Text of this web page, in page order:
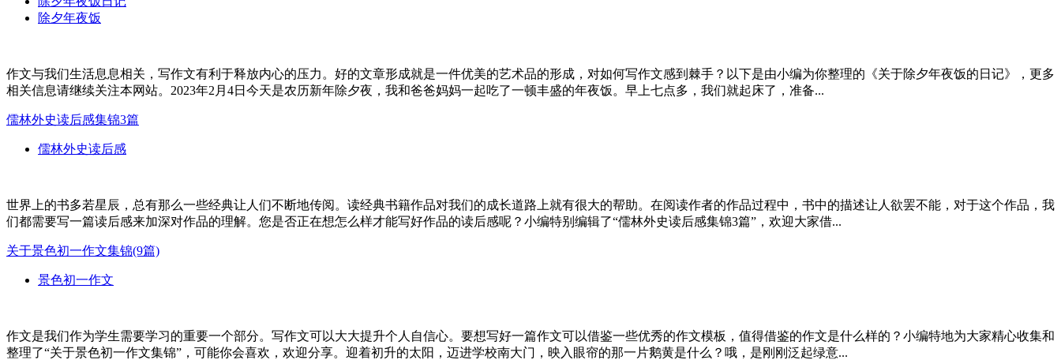
除夕年夜饭
作文与我们生活息息相关，写作文有利于释放内心的压力。好的文章形成就是一件优美的艺术品的形成，对如何写作文感到棘手？以下是由小编为你整理的《关于除夕年夜饭的日记》，更多
相关信息请继续关注本网站。2023年2月4日今天是农历新年除夕夜，我和爸爸妈妈一起吃了一顿丰盛的年夜饭。早上七点多，我们就起床了，准备...
儒林外史读后感集锦3篇
儒林外史读后感
世界上的书多若星辰，总有那么一些经典让人们不断地传阅。读经典书籍作品对我们的成长道路上就有很大的帮助。在阅读作者的作品过程中，书中的描述让人欲罢不能，对于这个作品，我
们都需要写一篇读后感来加深对作品的理解。您是否正在想怎么样才能写好作品的读后感呢？小编特别编辑了“儒林外史读后感集锦3篇”，欢迎大家借...
关于景色初一作文集锦(9篇)
景色初一作文
作文是我们作为学生需要学习的重要一个部分。写作文可以大大提升个人自信心。要想写好一篇作文可以借鉴一些优秀的作文模板，值得借鉴的作文是什么样的？小编特地为大家精心收集和
整理了“关于景色初一作文集锦”，可能你会喜欢，欢迎分享。迎着初升的太阳，迈进学校南大门，映入眼帘的那一片鹅黄是什么？哦，是刚刚泛起绿意...